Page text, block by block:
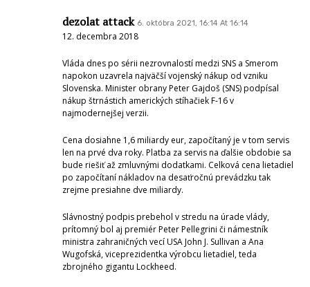
dezolat attack 6. októbra 2021, 16:14 At 16:14
12. decembra 2018
Vláda dnes po sérii nezrovnalostí medzi SNS a Smerom
napokon uzavrela najväčší vojenský nákup od vzniku
Slovenska. Minister obrany Peter Gajdoš (SNS) podpísal
nákup štrnástich amerických stíhačiek F-16 v
najmodernejšej verzii.
Cena dosiahne 1,6 miliardy eur, započítaný je v tom servis
len na prvé dva roky. Platba za servis na ďalšie obdobie sa
bude riešiť až zmluvnými dodatkami. Celková cena lietadiel
po započítaní nákladov na desaťročnú prevádzku tak
zrejme presiahne dve miliardy.
Slávnostný podpis prebehol v stredu na úrade vlády,
prítomný bol aj premiér Peter Pellegrini či námestník
ministra zahraničných vecí USA John J. Sullivan a Ana
Wugofská, viceprezidentka výrobcu lietadiel, teda
zbrojného gigantu Lockheed.